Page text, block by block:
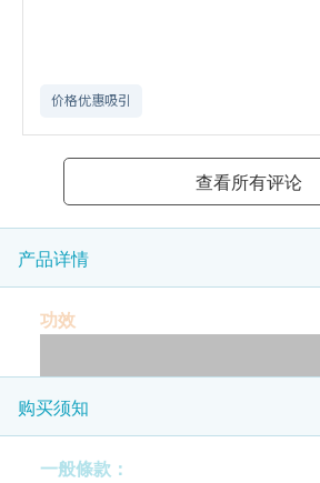
价格优惠吸引
查看所有评论
产品详情
功效
购买须知
一般條款：